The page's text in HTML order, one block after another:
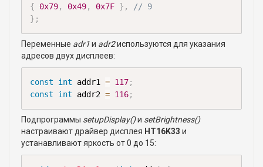
{
0x79, 0x49, 0x7F } ,
// 9
} ;
Переменные adr1и adr2используются для указания
адресов двух дисплеев:
const int addr1 = 117;
const
int addr2 = 116;
Подпрограммы setupDisplay()и setBrightness()
настраивают драйвер дисплея HT16K33 и
устанавливают яркость от 0 до 15: